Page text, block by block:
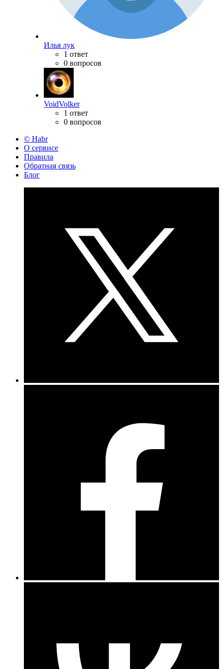
Илья лук
1 ответ
0 вопросов
VoidVolker
1 ответ
0 вопросов
© Habr
О сервисе
Правила
Обратная связь
Блог